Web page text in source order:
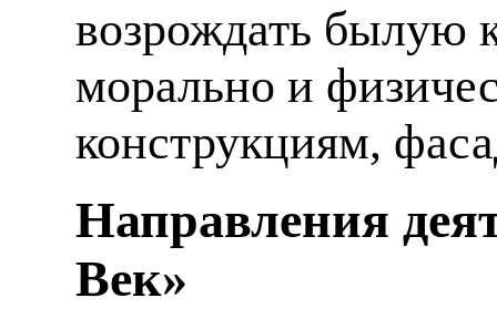
возрождать былую
морально и
конструкциям,
Направления
Век»